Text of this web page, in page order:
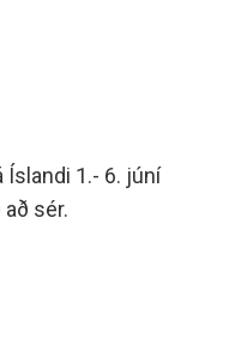
1.- 6. júní
sér.